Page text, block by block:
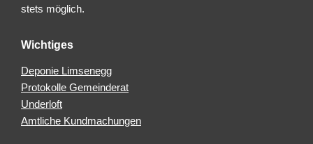
stets möglich.
Wichtiges
Deponie Limsenegg
Protokolle Gemeinderat
Underloft
Amtliche Kundmachungen